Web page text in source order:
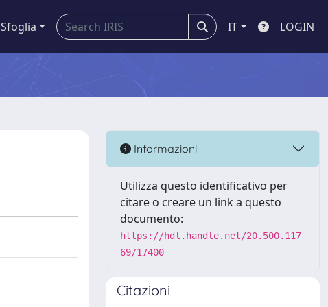
Sfoglia IT LOGIN
Informazioni
Utilizza questo identificativo per
citare o creare un link a questo
documento:
https://hdl.handle.net/20.500.117
69/17400
Citazioni